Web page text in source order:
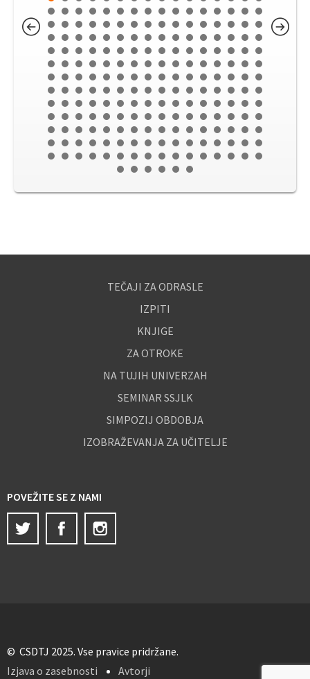
TEČAJI ZA ODRASLE
IZPITI
KNJIGE
ZA OTROKE
NA TUJIH UNIVERZAH
SEMINAR SSJLK
SIMPOZIJ OBDOBJA
IZOBRAŽEVANJA ZA UČITELJE
POVEŽITE SE Z NAMI
Twitter
Facebook
© CSDTJ 2025. Vse pravice pridržane.
Izjava o zasebnosti
Avtorji